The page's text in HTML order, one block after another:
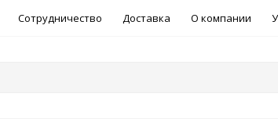
Сотрудничество Доставка О компании